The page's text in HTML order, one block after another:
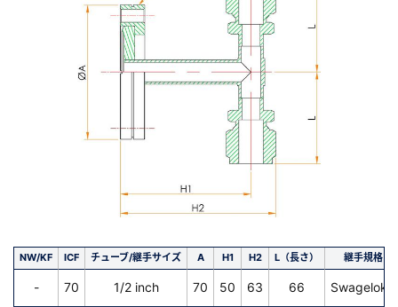
NW/KF ICF チューブ/継手サイズ A H1 H2 L（長さ） 継手規格
- 70 1/2 inch 70 50 63 66 Swagelok®